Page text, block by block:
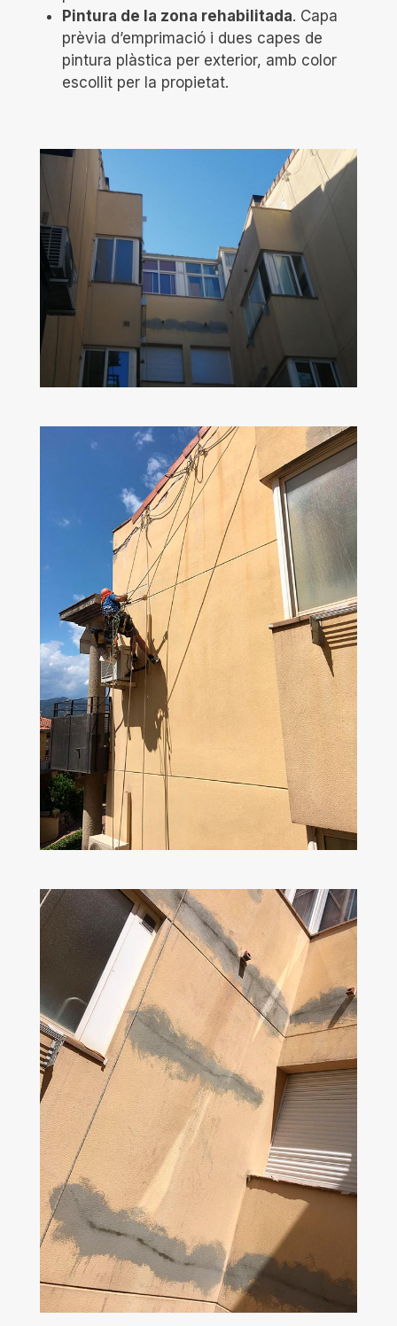
Pintura de la zona rehabilitada. Capa
prèvia d’emprimació i dues capes de
pintura plàstica per exterior, amb color
escollit per la propietat.